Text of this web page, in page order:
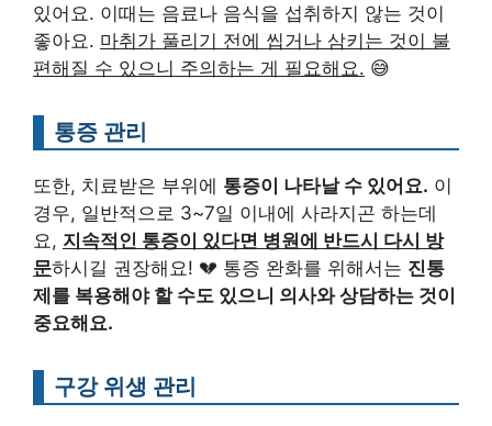
있어요. 이때는 음료나 음식을 섭취하지 않는 것이
좋아요. 마취가 풀리기 전에 씹거나 삼키는 것이 불
편해질 수 있으니 주의하는 게 필요해요. 😅
통증 관리
또한, 치료받은 부위에 통증이 나타날 수 있어요. 이
경우, 일반적으로 3~7일 이내에 사라지곤 하는데
요, 지속적인 통증이 있다면 병원에 반드시 다시 방
문하시길 권장해요! 💔 통증 완화를 위해서는 진통
제를 복용해야 할 수도 있으니 의사와 상담하는 것이
중요해요.
구강 위생 관리